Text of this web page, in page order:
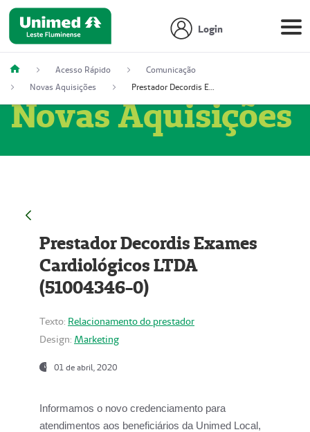
Login
Acesso Rápido
Comunicação
Novas Aquisições
Prestador Decordis Exames Cardiológicos LTDA (51004346-0)
Novas Aquisições
Prestador Decordis Exames
Cardiológicos LTDA
(51004346-0)
Texto: Relacionamento do prestador
Design: Marketing
01 de abril, 2020
Informamos o novo credenciamento para
atendimentos aos beneficiários da Unimed Local,